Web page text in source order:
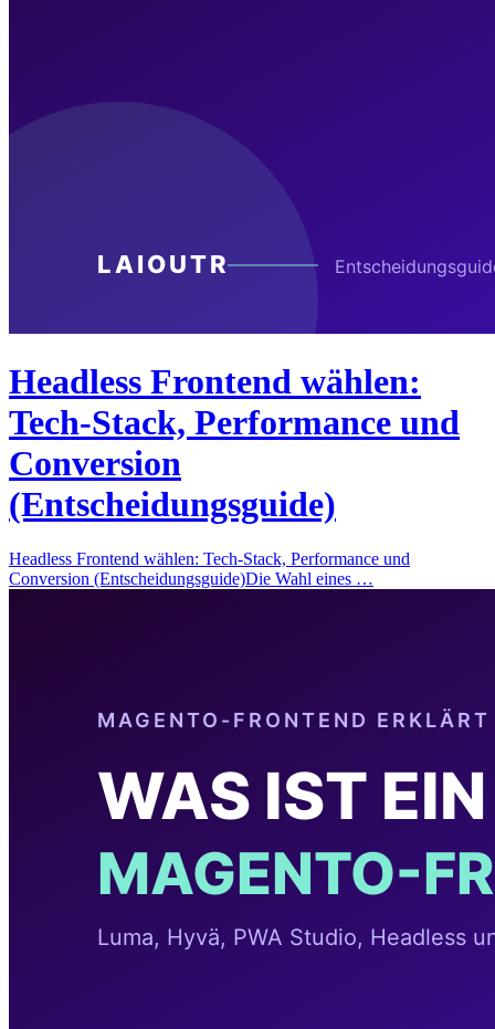
Headless Frontend wählen:
Tech-Stack, Performance und
Conversion
(Entscheidungsguide)
Headless Frontend wählen: Tech-Stack, Performance und
Conversion (Entscheidungsguide)Die Wahl eines …